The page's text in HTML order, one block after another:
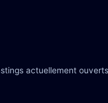
actuellement